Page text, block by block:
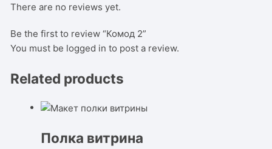
There are no reviews yet.
Be the first to review “Комод 2”
You must be logged in to post a review.
Related products
Полка витрина